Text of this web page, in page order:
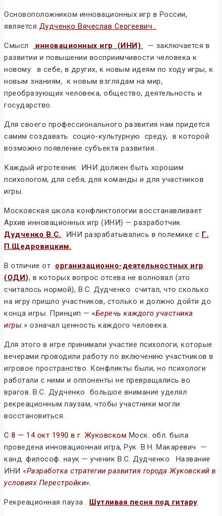
Основоположником инновационных игр в России,
является Дудченко Вячеслав Сергеевич .
Смысл инновационных игр (ИНИ)
— заключается в
развитии и повышении восприимчивости человека к
новому: в себе, в других, к новым идеям по ходу игры, к
новым знаниям, к новым взглядам на мир,
преобразующих человека, общество, деятельность и
государство.
Для своего профессионального развития нам придется
самим создавать социо-культурную среду, в которой
возможно появление субъекта развития.
Каждый игротехник ИНИ должен быть хорошим
психологом, для себя, для команды и для участников
игры.
Московская школа конфликтологии восстанавливает
Архив инновационных игр (ИНИ) — разработчик
Дудченко В.С.
ИНИ разрабатывались в полемике с Г.
П.Щедровицким.
В отличие от организационно-деятельностных игр
(ОДИ), в которых вопрос отсева не волновал (это
считалось нормой), В.С. Дудченко считал, что сколько
на игру пришло участников, столько и должно дойти до
конца игры. Принцип — «Беречь каждого участника
игры. » означал ценность каждого человека.
Для этого в игре принимали участие психологи, которые
вечерами проводили работу по включению участников в
игровое пространство. Конфликты были, но психологи
работали с ними и оппоненты не превращались во
врагов. В.С. Дудченко большое внимание уделял
рекреационным паузам, чтобы участники могли
восстановиться.
С 8 — 14 окт 1990 в г. Жуковском Моск. обл. была
проведена инновационная игра, Рук. В.Н. Макаревич —
канд. философ. наук — ученик В.С. Дудченко. Название
ИНИ «Разработка стратегии развития города Жуковский в
условиях Перестройки».
Рекреационная пауза . Шутливая песня под гитару